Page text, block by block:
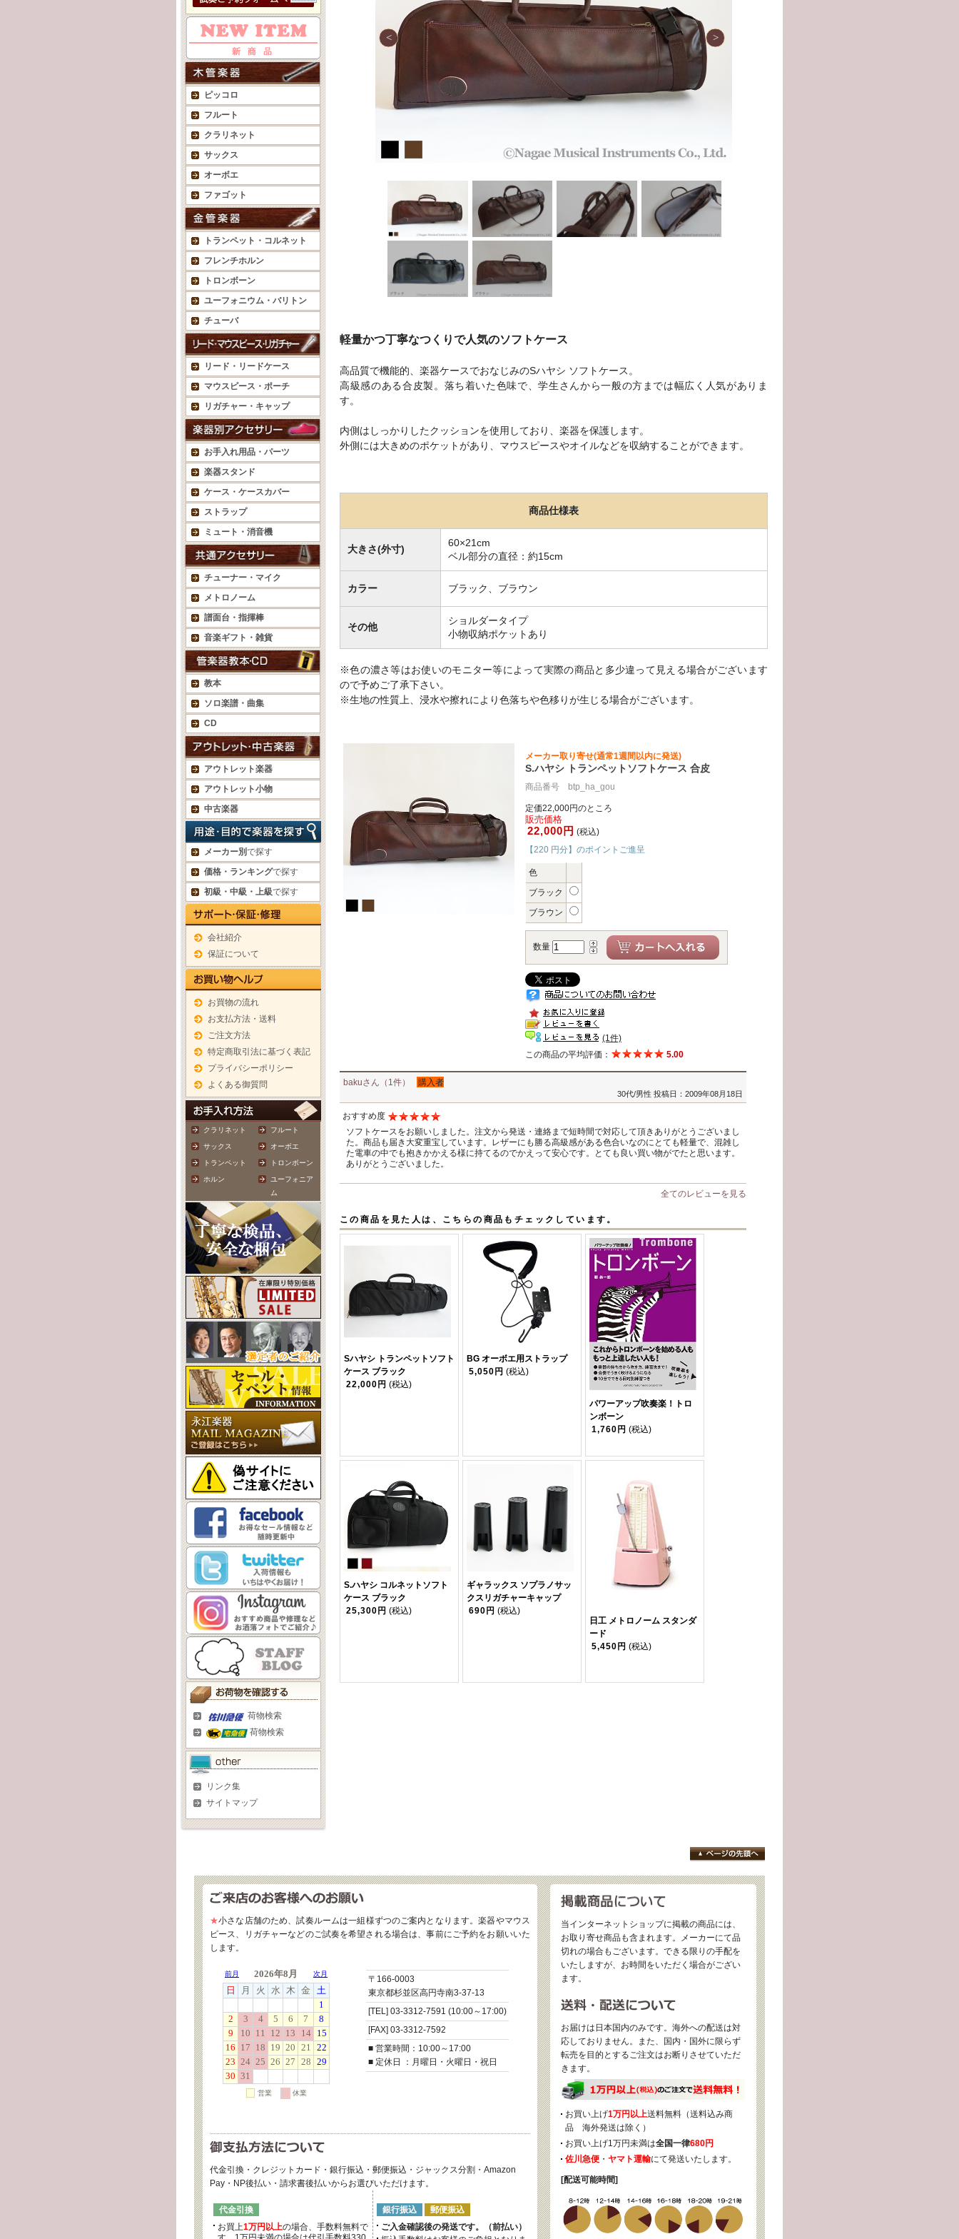
ピッコロ
フルート
クラリネット
サックス
オーボエ
ファゴット
トランペット・コルネット
フレンチホルン
トロンボーン
ユーフォニウム・バリトン
チューバ
リード・リードケース
マウスピース・ポーチ
リガチャー・キャップ
お手入れ用品・パーツ
楽器スタンド
ケース・ケースカバー
ストラップ
ミュート・消音機
チューナー・マイク
メトロノーム
譜面台・指揮棒
音楽ギフト・雑貨
教本
ソロ楽譜・曲集
CD
アウトレット楽器
アウトレット小物
中古楽器
メーカー別で探す
価格・ランキングで探す
初級・中級・上級で探す
会社紹介
保証について
お買物の流れ
お支払方法・送料
ご注文方法
特定商取引法に基づく表記
プライバシーポリシー
よくある御質問
クラリネット フルート
サックス オーボエ
トランペット トロンボーン
ホルン
ユーフォニア
ム
荷物検索
荷物検索
リンク集
サイトマップ
軽量かつ丁寧なつくりで人気のソフトケース
高品質で機能的、楽器ケースでおなじみのSハヤシ ソフトケース。
高級感のある合皮製。落ち着いた色味で、学生さんから一般の方までは幅広く人気がありま
す。
内側はしっかりしたクッションを使用しており、楽器を保護します。
外側には大きめのポケットがあり、マウスピースやオイルなどを収納することができます。
商品仕様表
大きさ(外寸)
60×21cm
ベル部分の直径：約15cm
カラー ブラック、ブラウン
その他
ショルダータイプ
小物収納ポケットあり
※色の濃さ等はお使いのモニター等によって実際の商品と多少違って見える場合がございます
ので予めご了承下さい。
※生地の性質上、浸水や擦れにより色落ちや色移りが生じる場合がございます。
メーカー取り寄せ(通常1週間以内に発送)
S.ハヤシ トランペットソフトケース 合皮
商品番号 btp_ha_gou
定価22,000円のところ
販売価格
22,000円 (税込)
【220 円分】のポイントご進呈
色
ブラック
ブラウン
数量
(1件)
この商品の平均評価：
5.00
bakuさん（1件） 購入者
30代/男性 投稿日：2009年08月18日
おすすめ度
ソフトケースをお願いしました。注文から発送・連絡まで短時間で対応して頂きありがとうございまし
た。商品も届き大変重宝しています。レザーにも勝る高級感がある色合いなのにとても軽量で、混雑し
た電車の中でも抱きかかえる様に持てるのでかえって安心です。とても良い買い物がでたと思います。
ありがとうございました。
全てのレビューを見る
この商品を見た人は、こちらの商品もチェックしています。
Sハヤシ トランペットソフト
ケース ブラック
22,000円 (税込)
BG オーボエ用ストラップ
5,050円 (税込)
パワーアップ吹奏楽！トロ
ンボーン
1,760円 (税込)
S.ハヤシ コルネットソフト
ケース ブラック
25,300円 (税込)
ギャラックス ソプラノサッ
クスリガチャーキャップ
690円 (税込)
日工 メトロノーム スタンダ
ード
5,450円 (税込)
★小さな店舗のため、試奏ルームは一組様ずつのご案内となります。楽器やマウス
ピース、リガチャーなどのご試奏を希望される場合は、事前にご予約をお願いいた
します。
〒166-0003
東京都杉並区高円寺南3-37-13
[TEL] 03-3312-7591 (10:00～17:00)
[FAX] 03-3312-7592
■ 営業時間：10:00～17:00
■ 定休日 ：月曜日・火曜日・祝日
代金引換・クレジットカード・銀行振込・郵便振込・ジャックス分割・Amazon
Pay・NP後払い・請求書後払いからお選びいただけます。
代金引換
お買上1万円以上の場合、手数料無料で
銀行振込
郵便振込
ご入金確認後の発送です。（前払い）
当インターネットショップに掲載の商品には、
お取り寄せ商品も含まれます。メーカーにて品
切れの場合もございます。できる限りの手配を
いたしますが、お時間をいただく場合がござい
ます。
お届けは日本国内のみです。海外への配送は対
応しておりません。また、国内・国外に限らず
転売を目的とするご注文はお断りさせていただ
きます。
お買い上げ1万円以上送料無料（送料込み商
品 海外発送は除く）
お買い上げ1万円未満は全国一律680円
佐川急便 ・ ヤマト運輸にて発送いたします。
[配送可能時間]